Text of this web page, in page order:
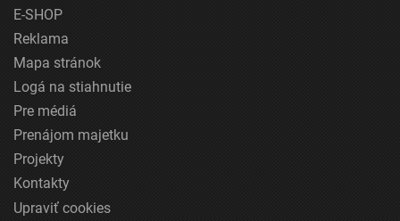
E-SHOP
Reklama
Mapa stránok
Logá na stiahnutie
Pre médiá
Prenájom majetku
Projekty
Kontakty
Upraviť cookies